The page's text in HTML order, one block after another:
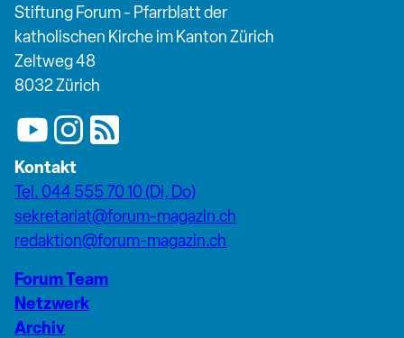
Stiftung Forum - Pfarrblatt der
katholischen Kirche im Kanton Zürich
Zeltweg 48
8032 Zürich
Kontakt
Tel. 044 555 70 10 (Di, Do)
sekretariat@forum-magazin.ch
redaktion@forum-magazin.ch
Forum Team
Netzwerk
Archiv